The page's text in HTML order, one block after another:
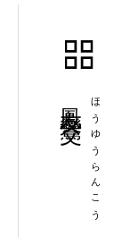
ほうゆうらんこう